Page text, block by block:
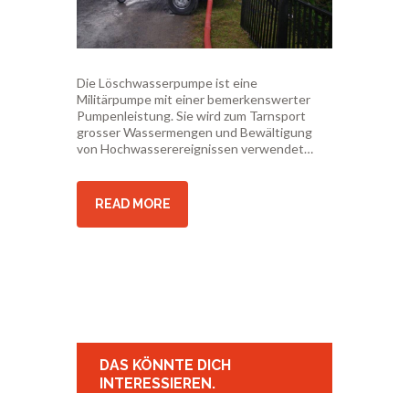
Die Löschwasserpumpe ist eine
Militärpumpe mit einer bemerkenswerter
Pumpenleistung. Sie wird zum Tarnsport
grosser Wassermengen und Bewältigung
von Hochwasserereignissen verwendet…
READ MORE
DAS KÖNNTE DICH
INTERESSIEREN.